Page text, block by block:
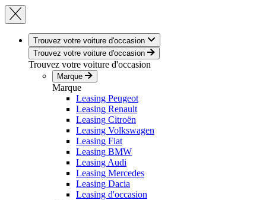
Trouvez votre voiture d'occasion
Trouvez votre voiture d'occasion
Trouvez votre voiture d'occasion
Marque
Marque
Leasing Peugeot
Leasing Renault
Leasing Citroën
Leasing Volkswagen
Leasing Fiat
Leasing BMW
Leasing Audi
Leasing Mercedes
Leasing Dacia
Leasing d'occasion